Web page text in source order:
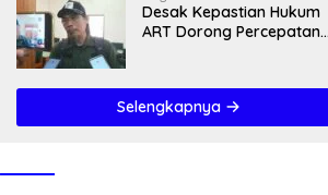
Desak Kepastian Hukum
ART Dorong Percepatan
Selengkapnya